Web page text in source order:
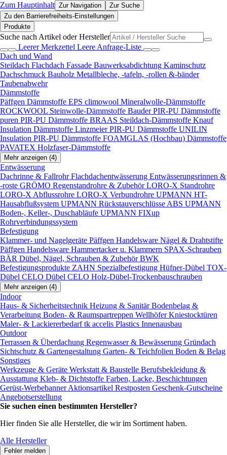
Zum Hauptinhalt Zur Navigation
Zur Suche
Zu den Barrierefreiheits-Einstellungen
Produkte
Suche nach Artikel oder Hersteller
Leerer Merkzettel Leere Anfrage-Liste
Dach und Wand
Steildach Flachdach Fassade Bauwerksabdichtung Kaminschutz
Dachschmuck Bauholz Metallbleche, -tafeln, -rollen &-bänder
Taubenabwehr
Dämmstoffe
Päffgen Dämmstoffe EPS climowool Mineralwolle-Dämmstoffe
ROCKWOOL Steinwolle-Dämmstoffe Bauder PIR-PU Dämmstoffe
puren PIR-PU Dämmstoffe BRAAS Steildach-Dämmstoffe Knauf
Insulation Dämmstoffe Linzmeier PIR-PU Dämmstoffe UNILIN
Insulation PIR-PU Dämmstoffe FOAMGLAS (Hochbau) Dämmstoffe
PAVATEX Holzfaser-Dämmstoffe
Mehr anzeigen (4)
Entwässerung
Dachrinne & FallrohrFlachdachentwässerung Entwässerungsrinnen &
-roste GRÖMO Regenstandrohre & ZubehörLORO-X Standrohre
LORO-X Abflussrohre LORO-X Verbundrohre UPMANN HT-
Hausabflußsystem UPMANN Rückstauverschlüsse ABS UPMANN
Boden-, Keller-, Duschabläufe UPMANN FIXup
Rohrverbindungssystem
Befestigung
Klammer- und Nagelgeräte Päffgen Handelsware Nägel & Drahtstifte
Päffgen Handelsware Hammertacker u. Klammern SPAX-Schrauben
BÄR Dübel, Nägel, Schrauben & ZubehörBWK
Befestigungsprodukte ZAHN Spezialbefestigung Hüfner-Dübel TOX-
Dübel CELO Dübel CELO Holz-Dübel-Trockenbauschrauben
Mehr anzeigen (4)
Indoor
Haus- & Sicherheitstechnik Heizung & SanitärBodenbelag &
Verarbeitung Boden- & Raumspartreppen Wellhöfer Kniestocktüren
Maler- & Lackiererbedarftk accelis Plastics Innenausbau
Outdoor
Terrassen & Überdachung Regenwasser & Bewässerung Gründach
Sichtschutz & Gartengestaltung Garten- & Teichfolien Boden & Belag
Sonstiges
Werkzeuge & Geräte Werkstatt & Baustelle Berufsbekleidung &
Ausstattung Kleb- & Dichtstoffe Farben, Lacke, Beschichtungen
Gerüst-WerbebannerAktionsartikel Restposten Geschenk-Gutscheine
Angebotserstellung
Sie suchen einen bestimmten Hersteller?
Hier finden Sie alle Hersteller, die wir im Sortiment haben.
Alle Hersteller
Fehler melden